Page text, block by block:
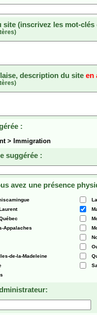
site (inscrivez les mot-
description du site en
:
> Immigration
suggérée :
avez une présence
Appalaches
de-la-Madeleine